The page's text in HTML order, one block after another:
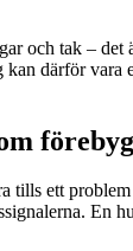
och tak –
därför vara
tills ett
En